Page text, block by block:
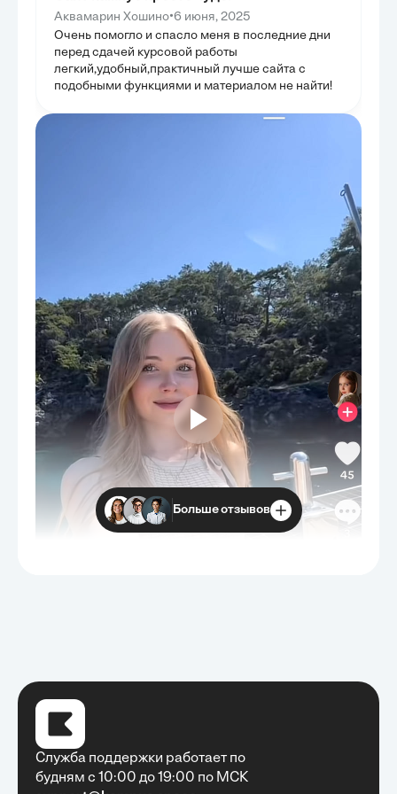
Аквамарин Хошино•6 июня, 2025
Очень помогло и спасло меня в последние дни
перед сдачей курсовой работы
легкий,удобный,практичный лучше сайта с
подобными функциями и материалом не найти!
Больше отзывов
Служба поддержки работает по
будням с 10:00 до 19:00 по МСК